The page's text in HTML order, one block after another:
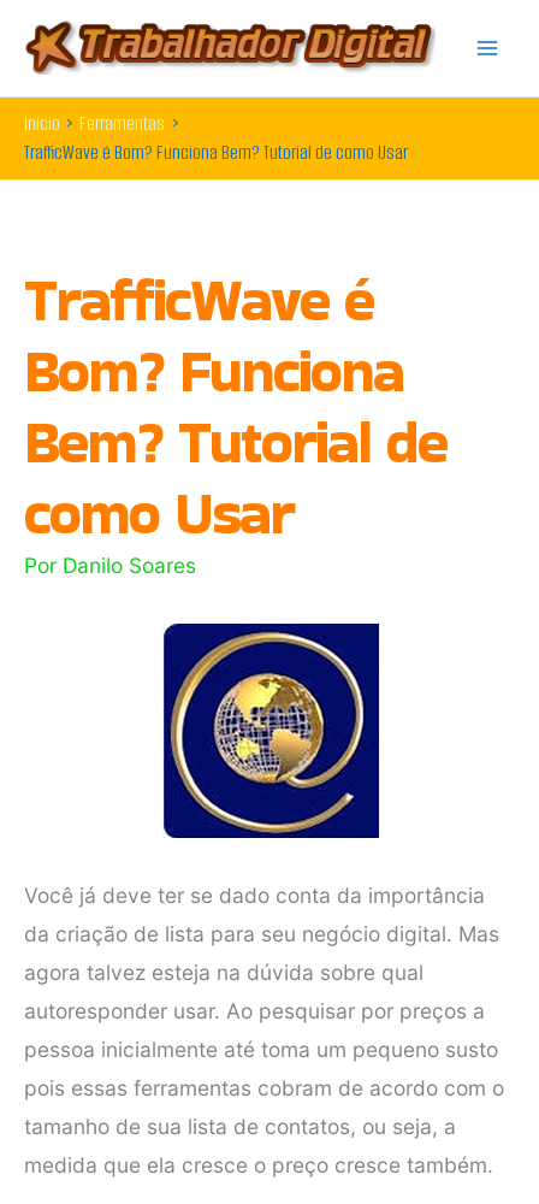
para
o
conteúdo
Início
Ferramentas
TrafficWave é Bom? Funciona Bem? Tutorial de como Usar
TrafficWave é
Bom? Funciona
Bem? Tutorial de
como Usar
Por Danilo Soares
Você já deve ter se dado conta da importância
da criação de lista para seu negócio digital. Mas
agora talvez esteja na dúvida sobre qual
autoresponder usar. Ao pesquisar por preços a
pessoa inicialmente até toma um pequeno susto
pois essas ferramentas cobram de acordo com o
tamanho de sua lista de contatos, ou seja, a
medida que ela cresce o preço cresce também.